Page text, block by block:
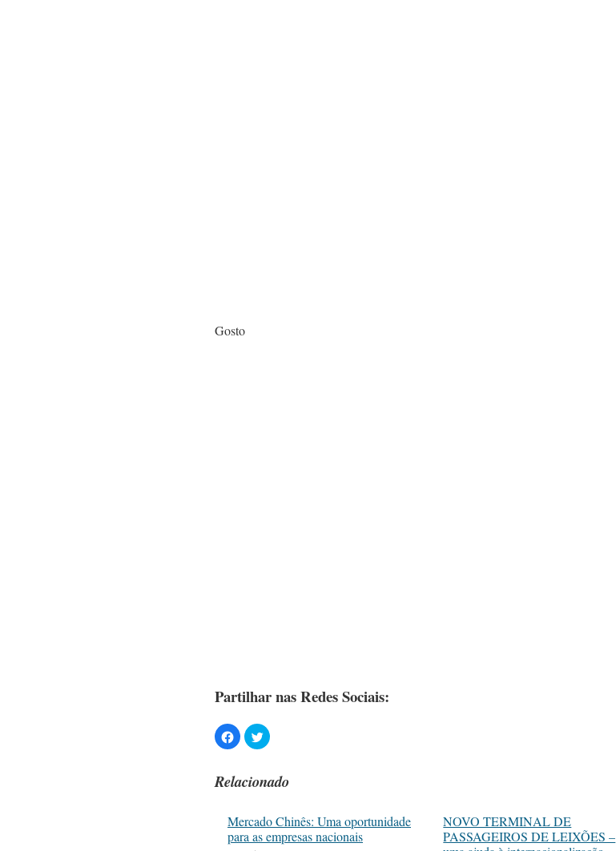
Gosto
Partilhar nas Redes Sociais:
Relacionado
Mercado Chinês: Uma oportunidade
para as empresas nacionais
NOVO TERMINAL DE
PASSAGEIROS DE LEIXÕES –